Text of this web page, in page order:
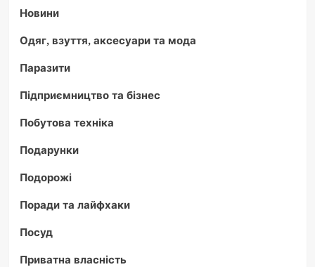
Новини
Одяг, взуття, аксесуари та мода
Паразити
Підприємництво та бізнес
Побутова техніка
Подарунки
Подорожі
Поради та лайфхаки
Посуд
Приватна власність